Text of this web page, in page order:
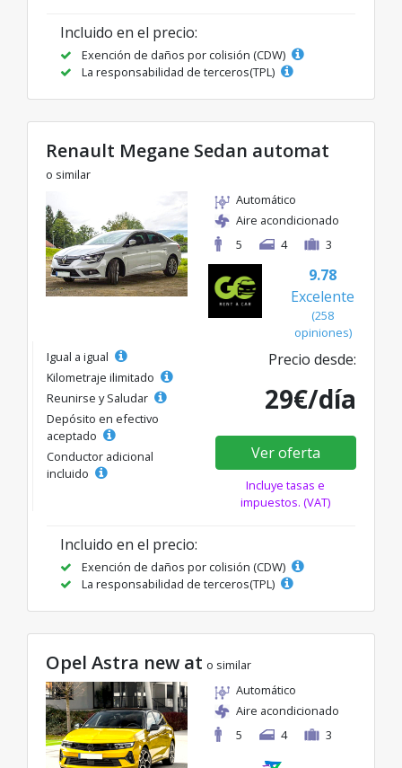
Incluido en el precio:
Exención de daños por colisión (CDW)
La responsabilidad de terceros(TPL)
Renault Megane Sedan automat
o similar
Automático
Aire acondicionado
5
4 3
9.78
Excelente
(258
opiniones)
Igual a igual
Kilometraje ilimitado
Reunirse y Saludar
Depósito en efectivo
aceptado
Conductor adicional
incluido
Precio desde:
29€/día
Ver oferta
Incluye tasas e
impuestos. (VAT)
Incluido en el precio:
Exención de daños por colisión (CDW)
La responsabilidad de terceros(TPL)
Opel Astra new at o similar
Automático
Aire acondicionado
5
4 3